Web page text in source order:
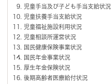
児童手当及び子ども手当支給状況
児童扶養手当支給状況
児童福祉施設利用状況
児童相談所運営状況
国民健康保険事業状況
国民年金事業状況
厚生年金保険状況
後期高齢者医療給付状況